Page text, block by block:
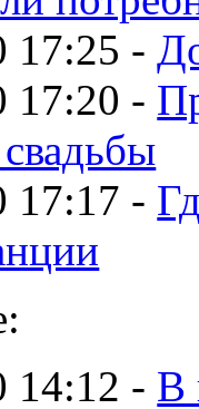
17:25 -
17:20 -
17:17 -
14:12 - В